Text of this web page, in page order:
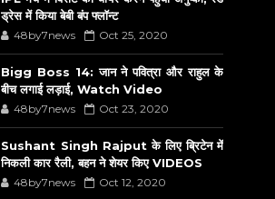
ड्रेस में किया बेबी बंप फ्लॉन्ट
48by7news Oct 25, 2020
Bigg Boss 14: जान ने पवित्रा और राहुल के
बीच लगाई लड़ाई, Watch Video
48by7news Oct 23, 2020
Sushant Singh Rajput के लिए ब्रिटेन में
निकली कार रैली, बहन ने शेयर किए VIDEOS
48by7news Oct 12, 2020